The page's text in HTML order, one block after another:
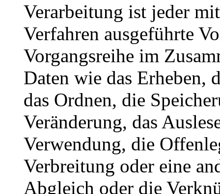
Verarbeitung ist jeder
Verfahren ausgeführte
Vorgangsreihe im
Daten wie das Erheben,
das Ordnen, die
Veränderung, das
Verwendung, die
Verbreitung oder eine
Abgleich oder die